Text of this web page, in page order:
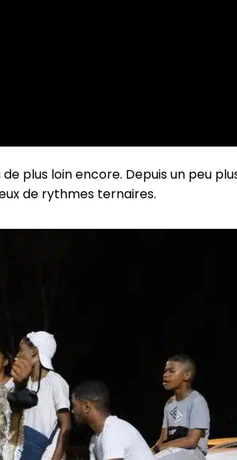
plus loin encore. Depuis un peu
de rythmes ternaires.